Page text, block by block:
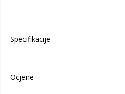
Specifikacije
Ocjene